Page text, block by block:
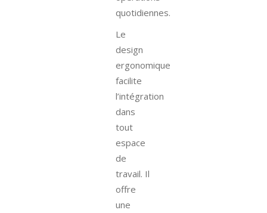
quotidiennes.
Le
design
ergonomique
facilite
l’intégration
dans
tout
espace
de
travail. Il
offre
une